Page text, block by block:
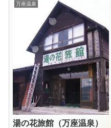
万座温泉
湯の花旅館（万座温泉）